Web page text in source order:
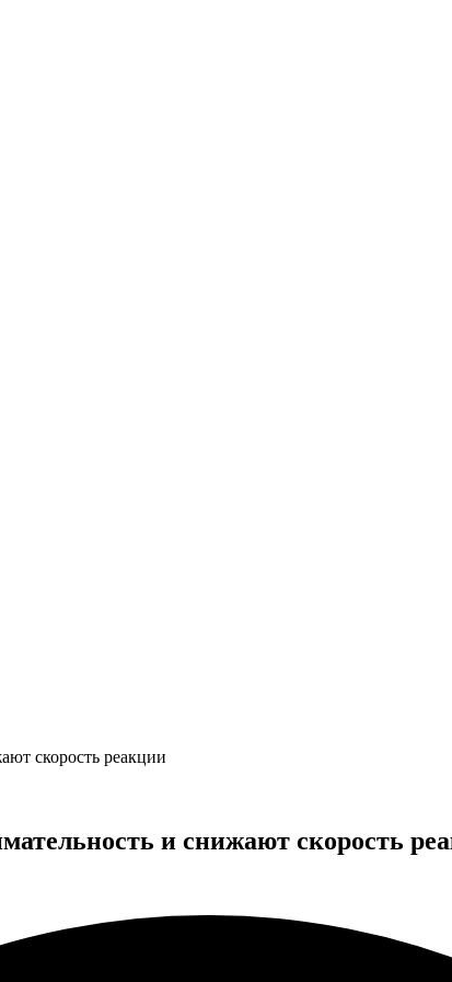
скорость реакции
и снижают скорость